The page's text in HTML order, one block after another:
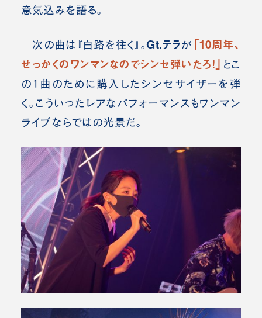
意気込みを語る。
次の曲は『白路を往く』。Gt.テラが 「10周年、
せっかくのワンマンなのでシンセ弾いたろ！」 とこ
の1曲のために購入したシンセサイザーを弾
く。こういったレアなパフォーマンスもワンマン
ライブならではの光景だ。